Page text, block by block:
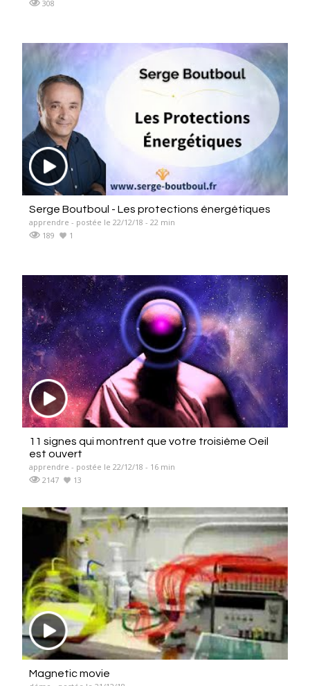
308
Serge Boutboul - Les protections énergétiques
apprendre - postée le 22/12/18 - 22 min
189
1
11 signes qui montrent que votre troisième Oeil
est ouvert
apprendre - postée le 22/12/18 - 16 min
2147
13
Magnetic movie